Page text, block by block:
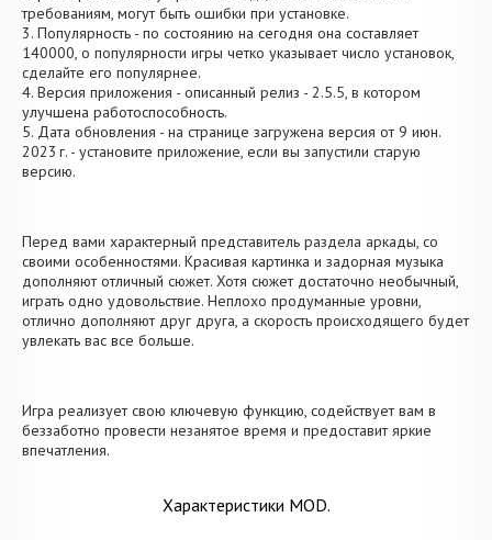
требованиям, могут быть ошибки при установке.
3. Популярность - по состоянию на сегодня она составляет
140000, о популярности игры четко указывает число установок,
сделайте его популярнее.
4. Версия приложения - описанный релиз - 2.5.5, в котором
улучшена работоспособность.
5. Дата обновления - на странице загружена версия от 9 июн.
2023 г. - установите приложение, если вы запустили старую
версию.
Перед вами характерный представитель раздела аркады, со
своими особенностями. Красивая картинка и задорная музыка
дополняют отличный сюжет. Хотя сюжет достаточно необычный,
играть одно удовольствие. Неплохо продуманные уровни,
отлично дополняют друг друга, а скорость происходящего будет
увлекать вас все больше.
Игра реализует свою ключевую функцию, содействует вам в
беззаботно провести незанятое время и предоставит яркие
впечатления.
Характеристики MOD.